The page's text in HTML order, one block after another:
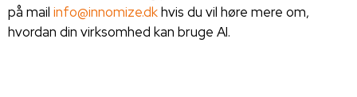
på mail info@innomize.dkhvis du vil høre mere om,
hvordan din virksomhed kan bruge AI.